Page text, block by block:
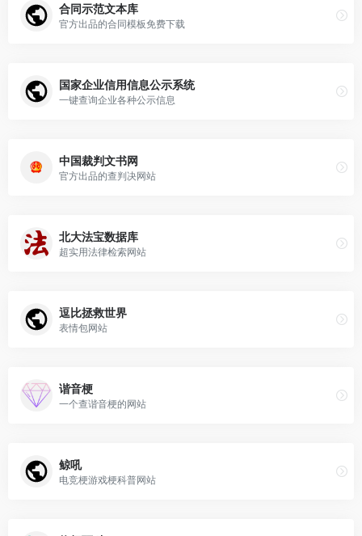
合同示范文本库
官方出品的合同模板免费下载
国家企业信用信息公示系统
一键查询企业各种公示信息
中国裁判文书网
官方出品的查判决网站
北大法宝数据库
超实用法律检索网站
逗比拯救世界
表情包网站
谐音梗
一个查谐音梗的网站
鲸吼
电竞梗游戏梗科普网站